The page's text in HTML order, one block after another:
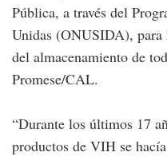
Pública, a través del
Unidas (ONUSIDA), para
del almacenamiento de
Promese/CAL.
“Durante los últimos 17
productos de VIH se